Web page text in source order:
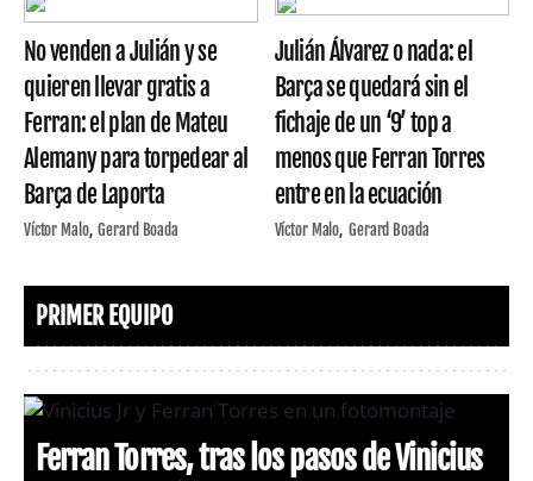
No venden a Julián y se
quieren llevar gratis a
Ferran: el plan de Mateu
Alemany para torpedear al
Barça de Laporta
Víctor Malo Gerard Boada
Julián Álvarez o nada: el
Barça se quedará sin el
fichaje de un ‘9’ top a
menos que Ferran Torres
entre en la ecuación
Víctor Malo Gerard Boada
PRIMER EQUIPO
Ferran Torres, tras los pasos de Vinicius